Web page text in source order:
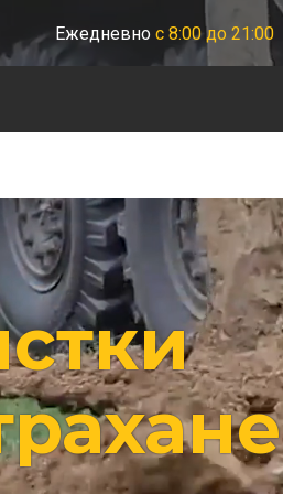
Ежедневно с 8:00 до 21:00